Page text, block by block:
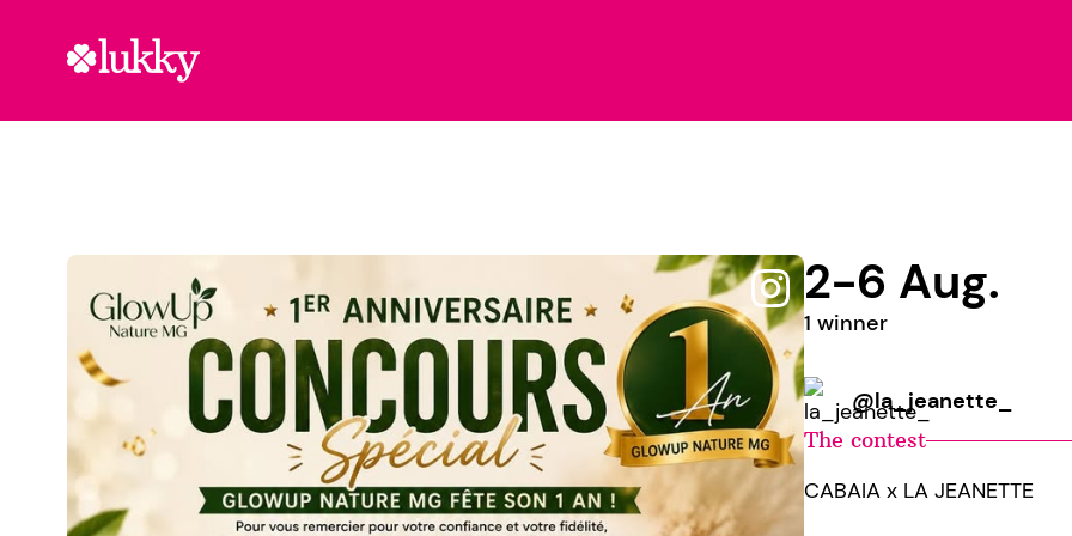
2-6 Aug.
1 winner
@la_jeanette_
The contest
CABAIA x LA JEANETTE